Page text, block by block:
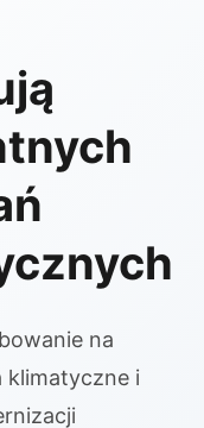
na
klimatyczne i